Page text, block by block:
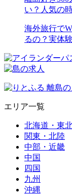
い？人気の
海外旅行で
るの？実体
エリア一覧
北海道・東
関東・北陸
中部・近畿
中国
四国
九州
沖縄